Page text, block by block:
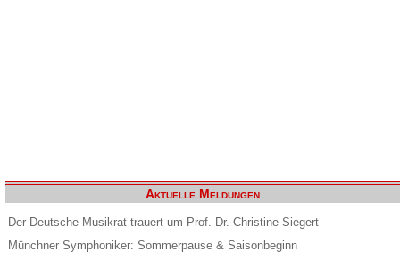
Aktuelle Meldungen
Der Deutsche Musikrat trauert um Prof. Dr. Christine Siegert
Münchner Symphoniker: Sommerpause & Saisonbeginn